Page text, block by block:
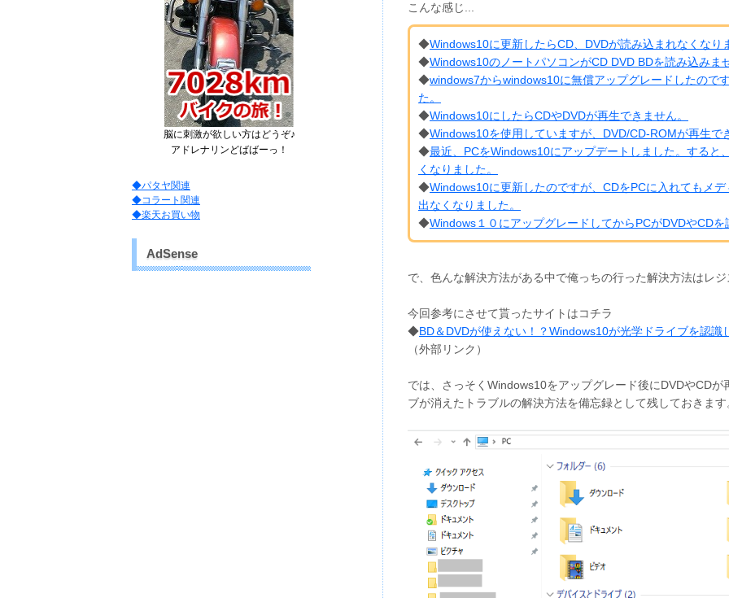
こんな感じ...
◆Windows10に更新したらCD、DVDが読み込まれなくなり
◆Windows10のノートパソコンがCD DVD BDを読み込みま
◆windows7からwindows10に無償アップグレードしたので
た。
◆Windows10にしたらCDやDVDが再生できません。
◆Windows10を使用していますが、DVD/CD-ROMが再生で
◆最近、PCをWindows10にアップデートしました。すると
くなりました。
◆Windows10に更新したのですが、CDをPCに入れてもメ
出なくなりました。
◆Windows１０にアップグレードしてからPCがDVDやCDを
で、色んな解決方法がある中で俺っちの行った解決方法はレジ
今回参考にさせて貰ったサイトはコチラ
◆BD＆DVDが使えない！？Windows10が光学ドライブを認識
（外部リンク）
では、さっそくWindows10をアップグレード後にDVDやCD
ブが消えたトラブルの解決方法を備忘録として残しておきま
脳に刺激が欲しい方はどうぞ♪
アドレナリンどばばーっ！
◆パタヤ関連
◆コラート関連
◆楽天お買い物
AdSense